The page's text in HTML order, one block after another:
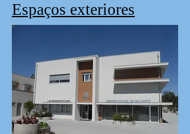
Espaços exteriores